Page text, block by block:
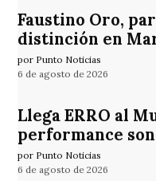
Faustino Oro,
distinción en
por Punto Noticias
6 de agosto de 2026
Llega ERRO al
performance
por Punto Noticias
6 de agosto de 2026